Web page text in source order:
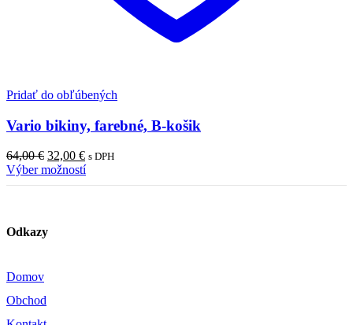
Pridať do obľúbených
Vario bikiny, farebné, B-košik
64,00€ Pôvodná
cena
bola:
32,00 €Aktuálna
cena
je:
s DPH
Výber možností
Odkazy
Domov
Obchod